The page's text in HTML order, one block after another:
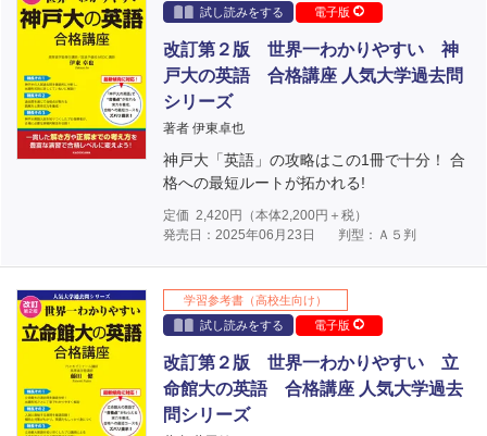
試し読みをする
電子版
改訂第２版 世界一わかりやすい 神
戸大の英語 合格講座 人気大学過去問
シリーズ
著者 伊東卓也
神戸大「英語」の攻略はこの1冊で十分！ 合
格への最短ルートが拓かれる!
定価 2,420円（本体2,200円＋税）
発売日：2025年06月23日
判型：Ａ５判
学習参考書（高校生向け）
試し読みをする
電子版
改訂第２版 世界一わかりやすい 立
命館大の英語 合格講座 人気大学過去
問シリーズ